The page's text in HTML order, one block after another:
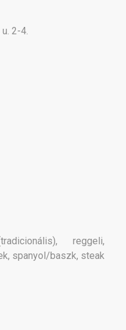
2-4.
reggeli,
spanyol/baszk, steak